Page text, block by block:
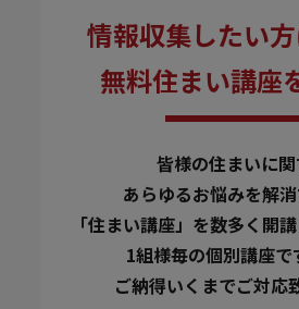
情報収集したい
無料住まい講座
皆様の住まいに関
あらゆるお悩みを解消
「住まい講座」を数多く開
1組様毎の個別講座で
ご納得いくまでご対応